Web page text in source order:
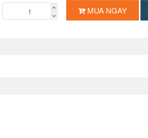
Kính thước:352 x 98 x 279.4 mm
MUA NGAY